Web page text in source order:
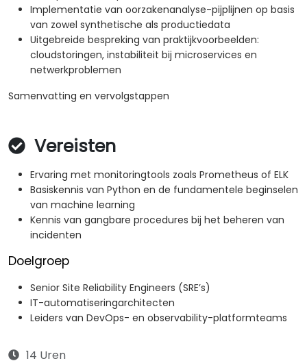
Implementatie van oorzakenanalyse-pijplijnen op basis
van zowel synthetische als productiedata
Uitgebreide bespreking van praktijkvoorbeelden:
cloudstoringen, instabiliteit bij microservices en
netwerkproblemen
Samenvatting en vervolgstappen
Vereisten
Ervaring met monitoringtools zoals Prometheus of ELK
Basiskennis van Python en de fundamentele beginselen
van machine learning
Kennis van gangbare procedures bij het beheren van
incidenten
Doelgroep
Senior Site Reliability Engineers (SRE’s)
IT-automatiseringarchitecten
Leiders van DevOps- en observability-platformteams
14 Uren